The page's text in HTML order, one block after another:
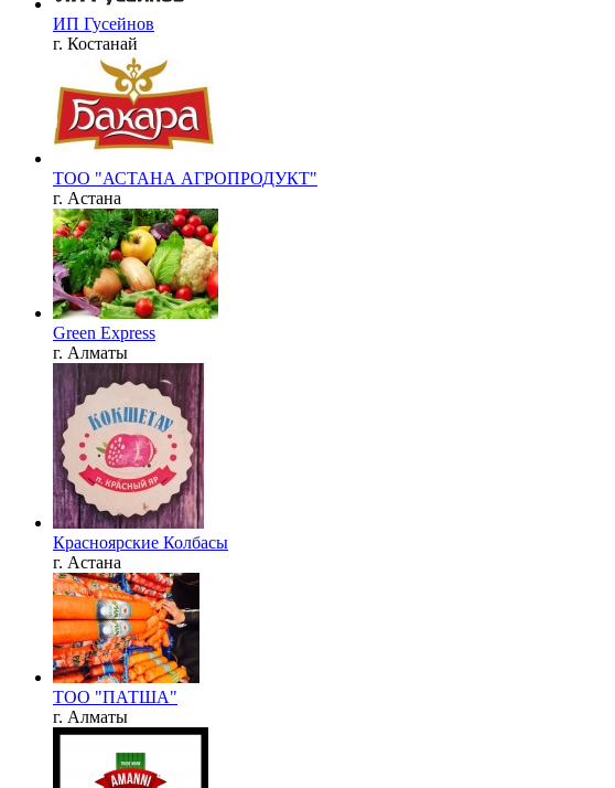
ИП Гусейнов
г. Костанай
ТОО "АСТАНА АГРОПРОДУКТ"
г. Астана
Green Express
г. Алматы
Красноярские Колбасы
г. Астана
ТОО "ПАТША"
г. Алматы